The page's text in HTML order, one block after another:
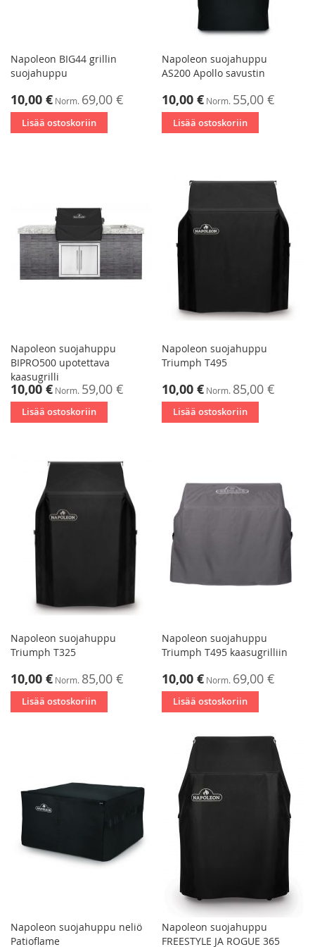
Napoleon BIG44 grillin
suojahuppu
Tarjoushinta
10,00 € Norm. 69,00 €
Lisää ostoskoriin
Napoleon suojahuppu
AS200 Apollo savustin
Tarjoushinta
10,00 € Norm. 55,00 €
Lisää ostoskoriin
Napoleon suojahuppu
BIPRO500 upotettava
kaasugrilli
Tarjoushinta
10,00 € Norm. 59,00 €
Lisää ostoskoriin
Napoleon suojahuppu
Triumph T495
Tarjoushinta
10,00 € Norm. 85,00 €
Lisää ostoskoriin
Napoleon suojahuppu
Triumph T325
Tarjoushinta
10,00 € Norm. 85,00 €
Lisää ostoskoriin
Napoleon suojahuppu
Triumph T495 kaasugrilliin
Tarjoushinta
10,00 € Norm. 69,00 €
Lisää ostoskoriin
Napoleon suojahuppu neliö
Patioflame
Napoleon suojahuppu
FREESTYLE JA ROGUE 365